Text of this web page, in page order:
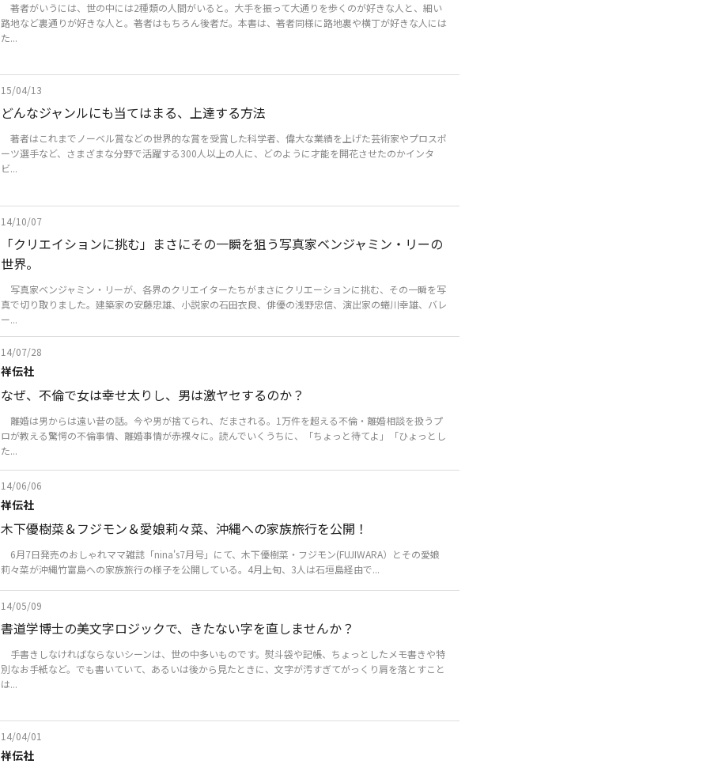
著者がいうには、世の中には2種類の人間がいると。大手を振って大通りを歩くのが好きな人と、細い
路地など裏通りが好きな人と。著者はもちろん後者だ。本書は、著者同様に路地裏や横丁が好きな人には
た...
15/04/13
どんなジャンルにも当てはまる、上達する方法
著者はこれまでノーベル賞などの世界的な賞を受賞した科学者、偉大な業績を上げた芸術家やプロスポ
ーツ選手など、さまざまな分野で活躍する300人以上の人に、どのように才能を開花させたのかインタ
ビ...
14/10/07
「クリエイションに挑む」まさにその一瞬を狙う写真家ベンジャミン・リーの
世界。
写真家ベンジャミン・リーが、各界のクリエイターたちがまさにクリエーションに挑む、その一瞬を写
真で切り取りました。建築家の安藤忠雄、小説家の石田衣良、俳優の浅野忠信、演出家の蜷川幸雄、バレ
ー...
14/07/28
祥伝社
なぜ、不倫で女は幸せ太りし、男は激ヤセするのか？
離婚は男からは遠い昔の話。今や男が捨てられ、だまされる。1万件を超える不倫・離婚相談を扱うプ
ロが教える驚愕の不倫事情、離婚事情が赤裸々に。読んでいくうちに、「ちょっと待てよ」「ひょっとし
た...
14/06/06
祥伝社
木下優樹菜＆フジモン＆愛娘莉々菜、沖縄への家族旅行を公開！
6月7日発売のおしゃれママ雑誌「nina's7月号」にて、木下優樹菜・フジモン(FUJIWARA）とその愛娘
莉々菜が沖縄竹富島への家族旅行の様子を公開している。4月上旬、3人は石垣島経由で...
14/05/09
書道学博士の美文字ロジックで、きたない字を直しませんか？
手書きしなければならないシーンは、世の中多いものです。熨斗袋や記帳、ちょっとしたメモ書きや特
別なお手紙など。でも書いていて、あるいは後から見たときに、文字が汚すぎてがっくり肩を落とすこと
は...
14/04/01
祥伝社